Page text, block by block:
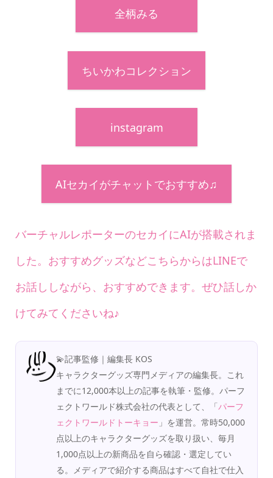
全柄みる
ちいかわコレクション
instagram
AIセカイがチャットでおすすめ♫
バーチャルレポーターのセカイにAIが搭載されま
した。おすすめグッズなどこちらからはLINEで
お話ししながら、おすすめできます。ぜひ話しか
けてみてくださいね♪
💫記事監修｜編集長 KOS
キャラクターグッズ専門メディアの編集長。これ
までに12,000本以上の記事を執筆・監修。パーフ
ェクトワールド株式会社の代表として、「パーフ
ェクトワールドトーキョー 」を運営。常時50,000
点以上のキャラクターグッズを取り扱い、毎月
1,000点以上の新商品を自ら確認・選定してい
る。メディアで紹介する商品はすべて自社で仕入